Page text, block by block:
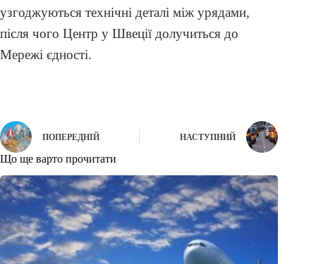
узгоджуються технічні деталі між урядами,
після чого Центр у Швеції долучиться до
Мережі єдності.
ПОПЕРЕДНІЙ НАСТУПНИЙ
Що ще варто прочитати